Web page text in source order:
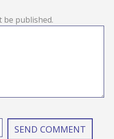
be published.